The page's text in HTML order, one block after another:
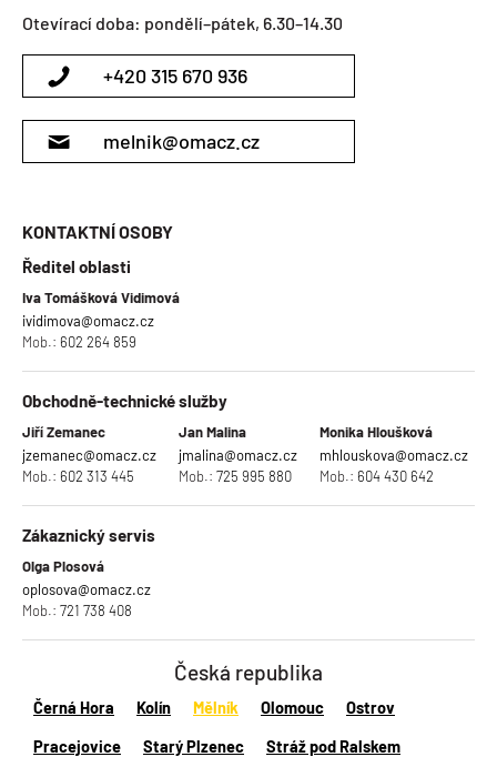
Otevírací doba: pondělí–pátek, 6.30–14.30
+420 315 670 936
melnik@omacz.cz
KONTAKTNÍ OSOBY
Ředitel oblasti
Iva Tomášková Vidimová
ividimova@omacz.cz
Mob.: 602 264 859
Obchodně-technické služby
Jiří Zemanec
jzemanec@omacz.cz
Mob.: 602 313 445
Jan Malina
jmalina@omacz.cz
Mob.: 725 995 880
Monika Hloušková
mhlouskova@omacz.cz
Mob.: 604 430 642
Zákaznický servis
Olga Plosová
oplosova@omacz.cz
Mob.: 721 738 408
Česká republika
Černá Hora Kolín Mělník Olomouc
Ostrov
Pracejovice
Starý Plzenec
Stráž pod Ralskem